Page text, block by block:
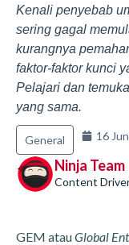
Kenali penyebab
sering gagal
kurangnya
faktor-faktor kunci
Pelajari dan
yang sama.
General 16
Ninja Team
Content
GEM atauGlobal